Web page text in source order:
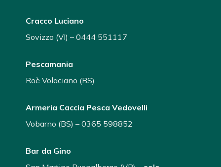
Cracco Luciano
Sovizzo (VI) – 0444 551117
Pescamania
Roè Volaciano (BS)
Armeria Caccia Pesca Vedovelli
Vobarno (BS) – 0365 598852
Bar da Gino